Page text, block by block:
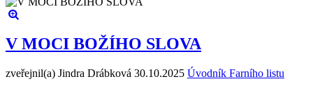
V MOCI BOŽÍHO SLOVA
zveřejnil(a) Jindra Drábková 30.10.2025 Úvodník Farního listu